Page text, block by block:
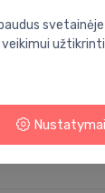
ant grindų
standarta
ne
Nustatymai